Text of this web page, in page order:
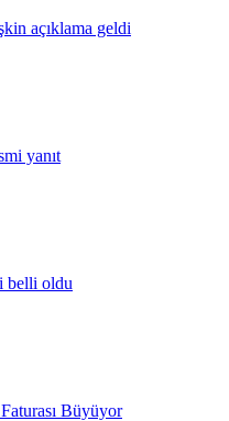
açıklama geldi
yanıt
belli oldu
Büyüyor